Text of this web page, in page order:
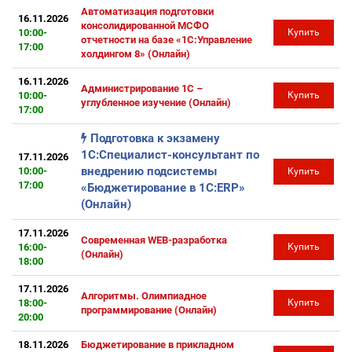
16.11.2026
10:00-
17:00
Автоматизация подготовки
консолидированной МСФО
отчетности на базе «1С:Управление
холдингом 8» (Онлайн)
Купить
16.11.2026
10:00-
17:00
Администрирование 1С –
углубленное изучение (Онлайн)
Купить
17.11.2026
10:00-
17:00
Подготовка к экзамену
1С:Специалист-консультант по
внедрению подсистемы
«Бюджетирование в 1С:ERP»
(Онлайн)
Купить
17.11.2026
16:00-
18:00
Современная WEB-разработка
(Онлайн)
Купить
17.11.2026
18:00-
20:00
Алгоритмы. Олимпиадное
программирование (Онлайн)
Купить
18.11.2026
Бюджетирование в прикладном